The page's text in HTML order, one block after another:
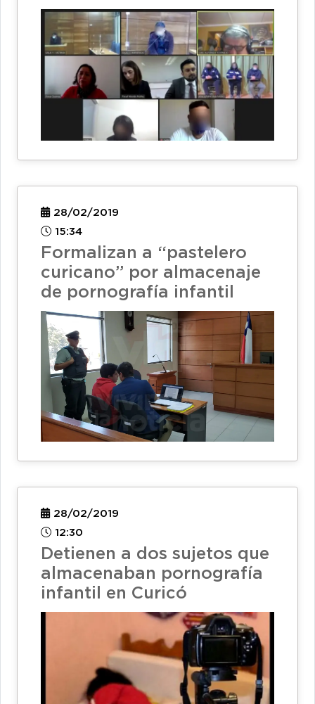
28/02/2019
15:34
Formalizan a “pastelero
curicano” por almacenaje
de pornografía infantil
28/02/2019
12:30
Detienen a dos sujetos que
almacenaban pornografía
infantil en Curicó